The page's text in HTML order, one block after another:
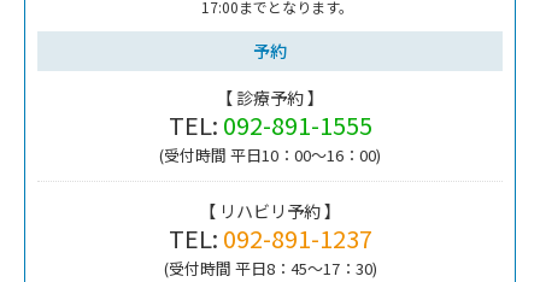
17:00までとなります。
予約
【 診療予約 】
TEL: 092-891-1555
(受付時間 平日10：00～16：00)
【 リハビリ予約 】
TEL: 092-891-1237
(受付時間 平日8：45～17：30)